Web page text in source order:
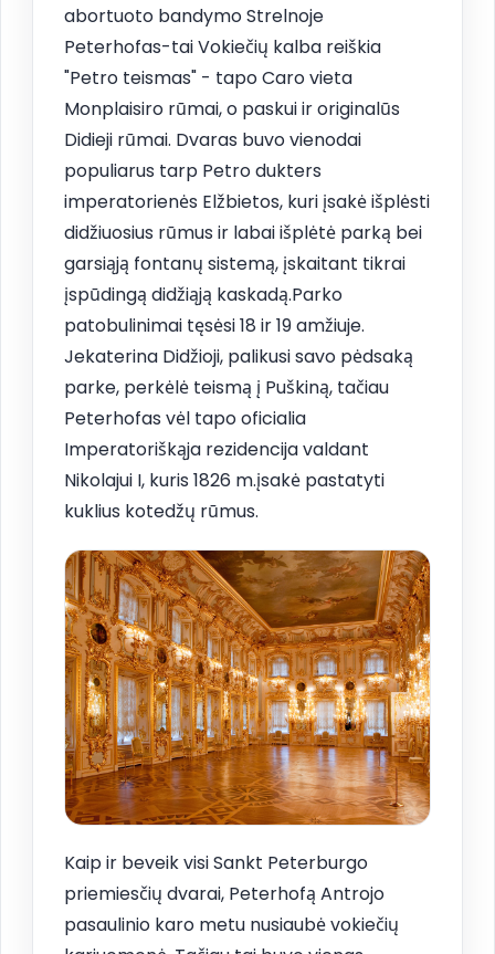
abortuoto bandymo Strelnoje
Peterhofas-tai Vokiečių kalba reiškia
"Petro teismas" - tapo Caro vieta
Monplaisiro rūmai, o paskui ir originalūs
Didieji rūmai. Dvaras buvo vienodai
populiarus tarp Petro dukters
imperatorienės Elžbietos, kuri įsakė išplėsti
didžiuosius rūmus ir labai išplėtė parką bei
garsiąją fontanų sistemą, įskaitant tikrai
įspūdingą didžiąją kaskadą.Parko
patobulinimai tęsėsi 18 ir 19 amžiuje.
Jekaterina Didžioji, palikusi savo pėdsaką
parke, perkėlė teismą į Puškiną, tačiau
Peterhofas vėl tapo oficialia
Imperatoriškąja rezidencija valdant
Nikolajui I, kuris 1826 m.įsakė pastatyti
kuklius kotedžų rūmus.
Kaip ir beveik visi Sankt Peterburgo
priemiesčių dvarai, Peterhofą Antrojo
pasaulinio karo metu nusiaubė vokiečių